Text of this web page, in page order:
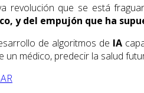
revolución que se está
y del empujón que ha
de algoritmos de IA
un médico, predecir la salud